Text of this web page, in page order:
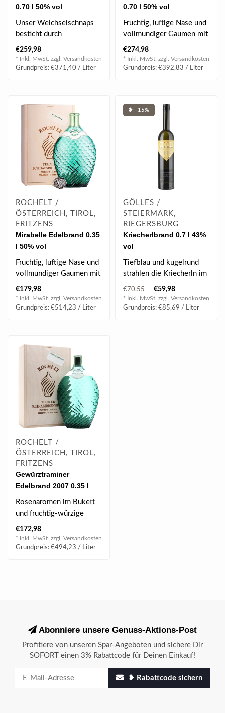
0.70 l 50% vol
Unser Weichselschnaps
besticht durch
erfrischende
Fruchtaromen, feine
zimtartige..
€259,98
* Inkl. MwSt. zzgl. Versandkosten
Grundpreis: €371,40 / Liter
0.70 l 50% vol
Fruchtig, luftige Nase und
vollmundiger Gaumen mit
einer fruchtigen Würze...
€274,98
* Inkl. MwSt. zzgl. Versandkosten
Grundpreis: €392,83 / Liter
ROCHELT /
ÖSTERREICH, TIROL,
FRITZENS
Mirabelle Edelbrand 0.35
l 50% vol
Fruchtig, luftige Nase und
vollmundiger Gaumen mit
einer fruchtigen Würze...
€179,98
* Inkl. MwSt. zzgl. Versandkosten
Grundpreis: €514,23 / Liter
❥ -15%
GÖLLES /
STEIERMARK,
RIEGERSBURG
Kriecherlbrand 0.7 l 43%
vol
Tiefblau und kugelrund
strahlen die Kriecherln im
Hochsommer von den
dicht behan..
€70,55 €59,98
* Inkl. MwSt. zzgl. Versandkosten
Grundpreis: €85,69 / Liter
ROCHELT /
ÖSTERREICH, TIROL,
FRITZENS
Gewürztraminer
Edelbrand 2007 0.35 l
50% vol
Rosenaromen im Bukett
und fruchtig-würzige
Noten am Gaumen. Viel
Finesse, hohe ..
€172,98
* Inkl. MwSt. zzgl. Versandkosten
Grundpreis: €494,23 / Liter
Abonniere unsere Genuss-Aktions-Post
Profitiere von unseren Spar-Angeboten und sichere Dir
SOFORT einen 3% Rabattcode für Deinen Einkauf!
❥ Rabattcode sichern